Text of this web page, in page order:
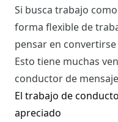
Si busca trabajo
forma flexible de
pensar en
Esto tiene muchas
conductor de
El trabajo de
apreciado